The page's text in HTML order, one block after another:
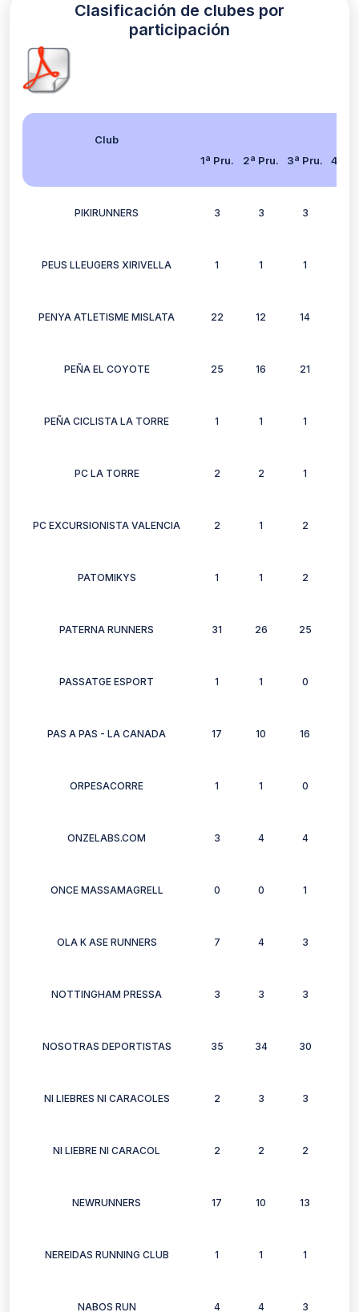
Clasificación de clubes por
participación
Club
1ª Pru.
2ª Pru. 3ª Pru. 4ª
PIKIRUNNERS 3 3 3
PEUS LLEUGERS XIRIVELLA 1 1 1
PENYA ATLETISME MISLATA 22 12 14
PEÑA EL COYOTE 25 16 21
PEÑA CICLISTA LA TORRE 1 1 1
PC LA TORRE 2 2 1
PC EXCURSIONISTA VALENCIA 2 1 2
PATOMIKYS 1 1 2
PATERNA RUNNERS 31 26 25
PASSATGE ESPORT 1 1 0
PAS A PAS - LA CANADA 17 10 16
ORPESACORRE 1 1 0
ONZELABS.COM 3 4 4
ONCE MASSAMAGRELL 0 0 1
OLA K ASE RUNNERS 7 4 3
NOTTINGHAM PRESSA 3 3 3
NOSOTRAS DEPORTISTAS 35 34 30
NI LIEBRES NI CARACOLES 2 3 3
NI LIEBRE NI CARACOL 2 2 2
NEWRUNNERS 17 10 13
NEREIDAS RUNNING CLUB 1 1 1
NABOS RUN 4 4 3